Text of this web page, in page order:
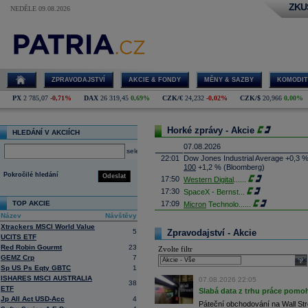
NEDĚLE 09.08.2026
ZPRAVODAJSTVÍ AKCIE & FONDY MĚNY & SAZBY
PX 2 785,07 -0,71% DAX 26 319,45 0,69% CZK/€ 24,232 -0,02% CZK/$ 20,966 0,00%
HLEDÁNÍ V AKCIÍCH
select
Odeslat
Pokročilé hledání
TOP AKCIE
Název
Návštěvy
Xtrackers MSCI World Value
UCITS ETF
5
Red Robin Gourmt
23
GEMZ Crp
7
Sp US Ps Eqty GBTC
1
ISHARES MSCI AUSTRALIA
ETF
38
Jp All Act USD-Acc
4
Horké zprávy - Akcie
07.08.2026
22:01
Dow Jones Industrial Average +0,3
100 +1,2 % (Bloomberg)
17:50 Western Digital
17:30 SpaceX - Bernst
17:09 Micron Technolo
16:26
Objem obchodů s akciemi na
obchodů za poslední rok je 0,665
16:23 Zvýšení výroby balistických střel
nějakou dobu potrvá. Agentuře
Armin Papperger. Společná výroba
doplnit arzenál Spojeným státům,
(ČTK)
16:07 Conocophillips
Zpravodajství - Akcie
Zvolte filtr
07.08.2026 22:05
Slabá data z trhu práce
Páteční obchodování na Wall